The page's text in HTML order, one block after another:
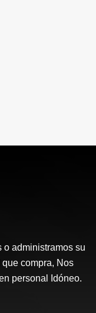
o administramos su
compra, Nos
personal Idóneo.